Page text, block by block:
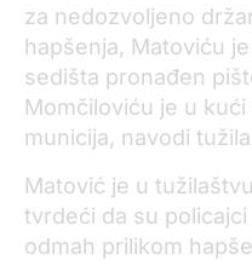
za nedozvoljeno
hapšenja, Matoviću
sedišta pronađen
Momčiloviću je u
municija, navodi
Matović je u
tvrdeći da su
odmah prilikom